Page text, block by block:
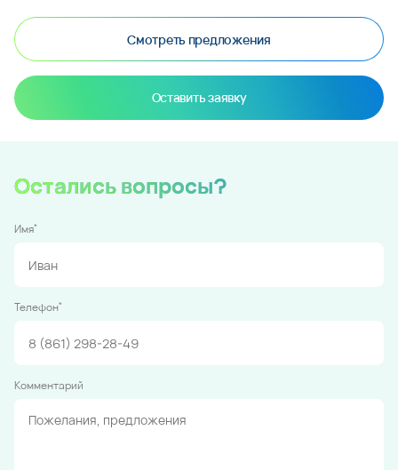
Смотреть предложения
Оставить заявку
Остались вопросы?
Имя*
Телефон*
Комментарий